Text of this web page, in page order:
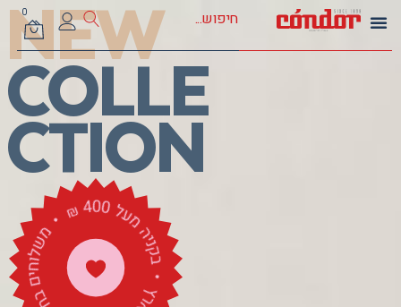
0
NEW
COLLE
CTION